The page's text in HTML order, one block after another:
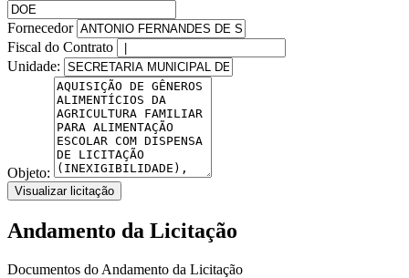
Fornecedor
Fiscal do Contrato
Unidade:
Objeto:
Visualizar licitação
Andamento da Licitação
Documentos do Andamento da Licitação